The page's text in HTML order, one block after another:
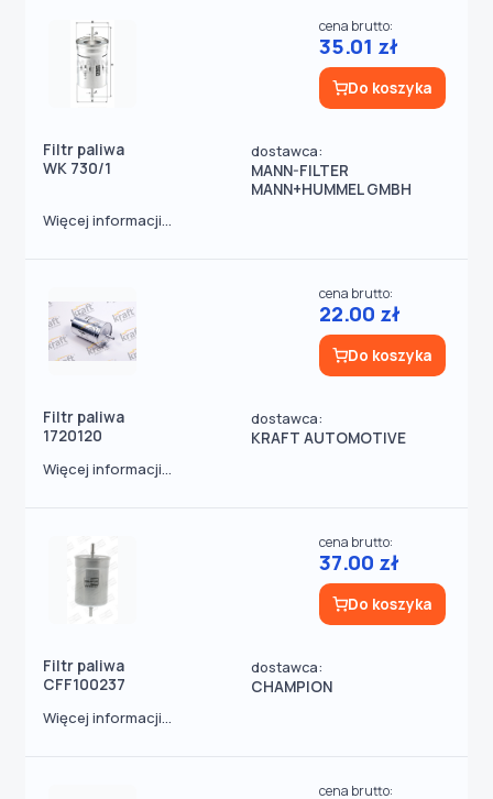
Filtr paliwa
WK 730/1
dostawca:
MANN-FILTER
MANN+HUMMEL GMBH
cena brutto:
35.01 zł
Do koszyka
Więcej informacji...
Filtr paliwa
1720120
dostawca:
KRAFT AUTOMOTIVE
cena brutto:
22.00 zł
Do koszyka
Więcej informacji...
Filtr paliwa
CFF100237
dostawca:
CHAMPION
cena brutto:
37.00 zł
Do koszyka
Więcej informacji...
cena brutto: